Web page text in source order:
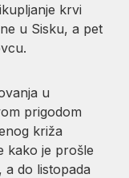
krvi
u Sisku, a pet
u
prigodom
križa
kako je prošle
do listopada